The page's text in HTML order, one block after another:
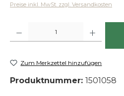
Preise inkl. MwSt. zzgl. Versandkosten
Zum Merkzettel hinzufügen
Produktnummer: 1501058